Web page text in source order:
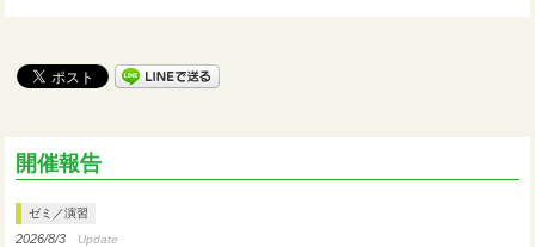
開催報告
ゼミ／演習
2026/8/3 Update